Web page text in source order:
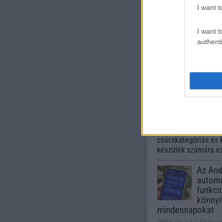
I want
I want
One
lista
2026.06.30| Phone
intelligencia-
csúcskategóriás és
készülék számára
Az
mindennapokat